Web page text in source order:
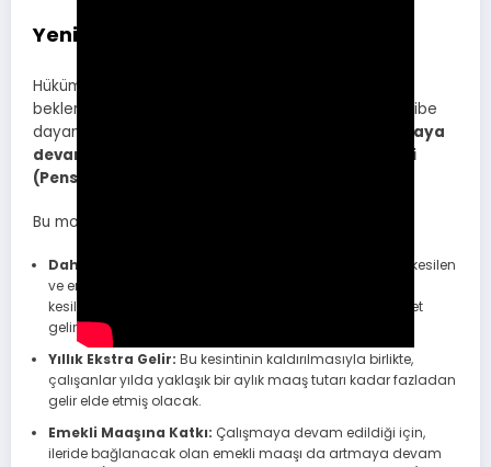
Yeni Model Neleri Kapsıyor?
Hükümetin üzerinde uzlaştığı ve yürürlüğe girmesi
beklenen bu yeni düzenleme, temel olarak şu prensibe
dayanıyor:
Emeklilik yaşına gelmiş ancak çalışmaya
devam eden kişilerden, emeklilik sigortası primi
(Pensionsversicherungsbeitrag) kesilmeyecek.
Bu modelin çalışanlara yansıması ise şöyle olacak:
Daha Yüksek Net Maaş:
Normal şartlarda maaştan kesilen
ve emeklilik sigortasına giden %10,25’lik işçi payı, artık
kesilmeyecek. Bu miktar doğrudan çalışanın cebine “net
gelir” olarak girecek.
Yıllık Ekstra Gelir: Bu kesintinin kaldırılmasıyla birlikte,
çalışanlar yılda yaklaşık bir aylık maaş tutarı kadar fazladan
gelir elde etmiş olacak.
Emekli Maaşına Katkı: Çalışmaya devam edildiği için,
ileride bağlanacak olan emekli maaşı da artmaya devam